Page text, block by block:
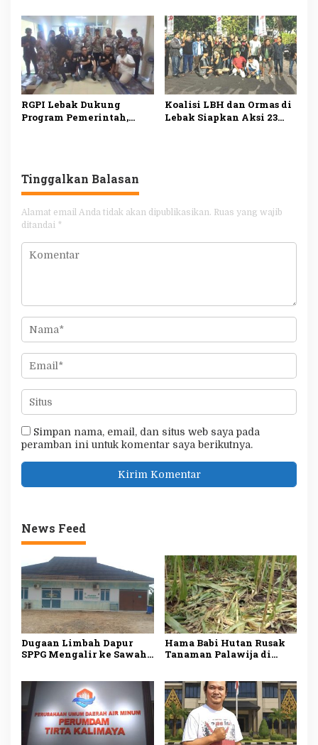
33.000 Pelanggan di Lebak
Tetap Lancar saat
Kemarau
PDI Perjuangan, Bawa
Lima Tuntutan
RGPI Lebak Dukung
Program Pemerintah,
Koalisi LBH dan Ormas di
Lebak Siapkan Aksi 23
Tinggalkan Balasan
Alamat email Anda tidak akan dipublikasikan. Ruas yang wajib
ditandai *
Simpan nama, email, dan situs web saya pada
peramban ini untuk komentar saya berikutnya.
News Feed
Dugaan Limbah Dapur
SPPG Mengalir ke Sawah
Pemeriksaan Menyeluruh
Hama Babi Hutan Rusak
Tanaman Palawija di
Rupiah